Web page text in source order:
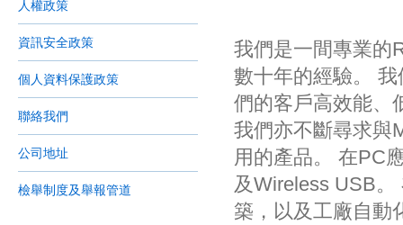
人權政策
資訊安全政策
個人資料保護政策
聯絡我們
公司地址
檢舉制度及舉報管道
我們是一間專業的
數十年的經驗。
們的客戶高效能、
我們亦不斷尋求與
用的產品。 在PC
及Wireless USB
築，以及工廠自動